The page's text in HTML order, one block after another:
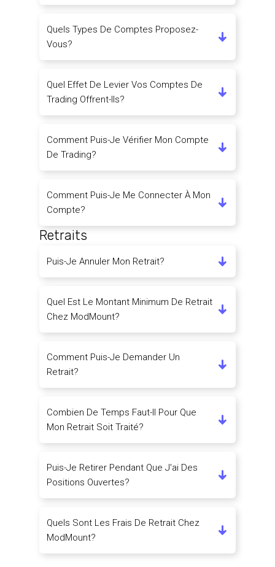
Quels Types De Comptes Proposez-
Vous?
Quel Effet De Levier Vos Comptes De
Trading Offrent-Ils?
Comment Puis-Je Vérifier Mon Compte
De Trading?
Comment Puis-Je Me Connecter À Mon
Compte?
Retraits
Puis-Je Annuler Mon Retrait?
Quel Est Le Montant Minimum De Retrait
Chez ModMount?
Comment Puis-Je Demander Un
Retrait?
Combien De Temps Faut-Il Pour Que
Mon Retrait Soit Traité?
Puis-Je Retirer Pendant Que J'ai Des
Positions Ouvertes?
Quels Sont Les Frais De Retrait Chez
ModMount?